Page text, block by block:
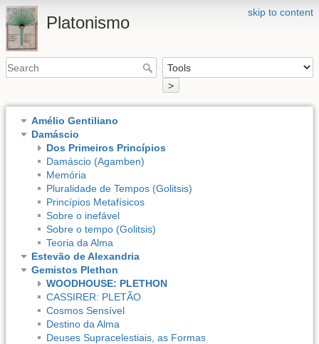
skip to content
Platonismo
>
Amélio Gentiliano
Damáscio
Dos Primeiros Princípios
Damáscio (Agamben)
Memória
Pluralidade de Tempos (Golitsis)
Princípios Metafísicos
Sobre o inefável
Sobre o tempo (Golitsis)
Teoria da Alma
Estevão de Alexandria
Gemistos Plethon
WOODHOUSE: PLETHON
CASSIRER: PLETÃO
Cosmos Sensível
Destino da Alma
Deuses Supracelestiais, as Formas